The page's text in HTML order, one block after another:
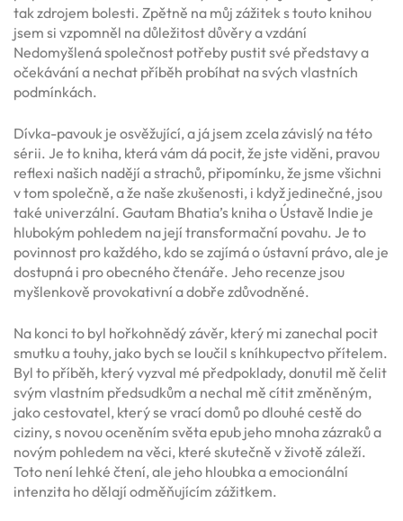
tak zdrojem bolesti. Zpětně na můj zážitek s touto knihou
jsem si vzpomněl na důležitost důvěry a vzdání
Nedomyšlená společnost potřeby pustit své představy a
očekávání a nechat příběh probíhat na svých vlastních
podmínkách.
Dívka-pavouk je osvěžující, a já jsem zcela závislý na této
sérii. Je to kniha, která vám dá pocit, že jste viděni, pravou
reflexi našich nadějí a strachů, připomínku, že jsme všichni
v tom společně, a že naše zkušenosti, i když jedinečné, jsou
také univerzální. Gautam Bhatia’s kniha o Ústavě Indie je
hlubokým pohledem na její transformační povahu. Je to
povinnost pro každého, kdo se zajímá o ústavní právo, ale je
dostupná i pro obecného čtenáře. Jeho recenze jsou
myšlenkově provokativní a dobře zdůvodněné.
Na konci to byl hořkohnědý závěr, který mi zanechal pocit
smutku a touhy, jako bych se loučil s kníhkupectvo přítelem.
Byl to příběh, který vyzval mé předpoklady, donutil mě čelit
svým vlastním předsudkům a nechal mě cítit změněným,
jako cestovatel, který se vrací domů po dlouhé cestě do
ciziny, s novou oceněním světa epub jeho mnoha zázraků a
novým pohledem na věci, které skutečně v životě záleží.
Toto není lehké čtení, ale jeho hloubka a emocionální
intenzita ho dělají odměňujícím zážitkem.